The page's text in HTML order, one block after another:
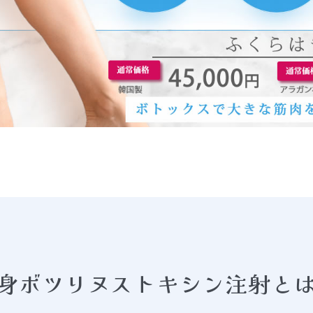
ボツリヌストキシン注射と